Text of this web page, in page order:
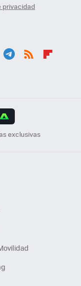
privacidad
exclusivas